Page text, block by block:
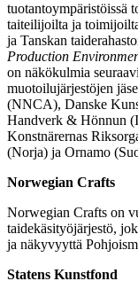
tuotantoympäristöissä
taiteilijoilta ja
ja Tanskan
Production
on näkökulmia
muotoilujärjestöjen
(NNCA), Danske
Handverk & Hönnun
Konstnärernas
(Norja) ja Ornamo
Norwegian Crafts
Norwegian Crafts on
taidekäsityöjärjestö,
ja näkyvyyttä
Statens Kunstfond